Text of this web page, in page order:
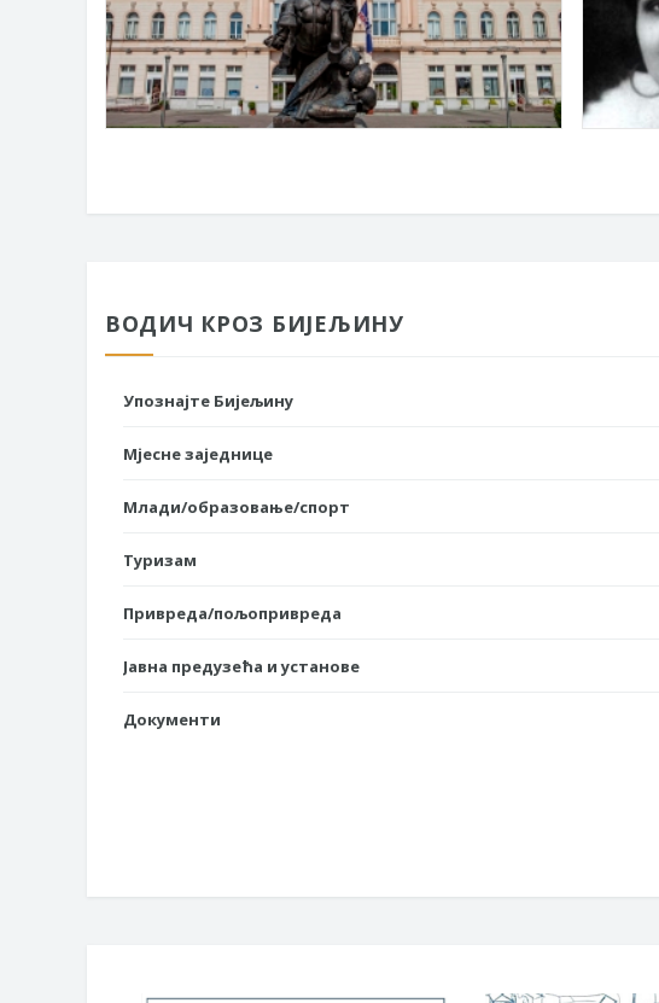
ВОДИЧ КРОЗ БИЈЕЉИНУ
Упознајте Бијељину
Мјесне заједнице
Млади/образовање/спорт
Туризам
Привреда/пољопривреда
Јавна предузећа и установе
Документи